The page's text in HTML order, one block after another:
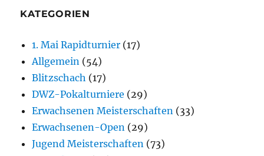
KATEGORIEN
1. Mai Rapidturnier (17)
Allgemein (54)
Blitzschach (17)
DWZ-Pokalturniere (29)
Erwachsenen Meisterschaften (33)
Erwachsenen-Open (29)
Jugend Meisterschaften (73)